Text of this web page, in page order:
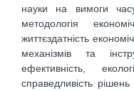
науки на вимоги
методологія
життєздатність
механізмів та
ефективність,
справедливість